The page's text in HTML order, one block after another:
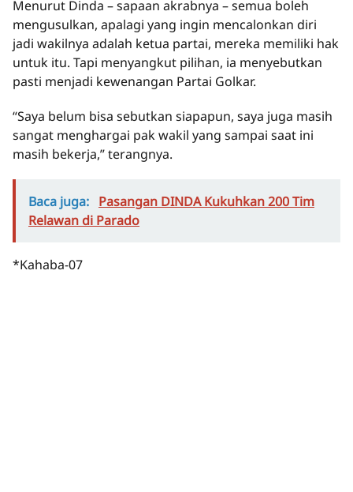
Menurut Dinda – sapaan akrabnya – semua boleh
mengusulkan, apalagi yang ingin mencalonkan diri
jadi wakilnya adalah ketua partai, mereka memiliki hak
untuk itu. Tapi menyangkut pilihan, ia menyebutkan
pasti menjadi kewenangan Partai Golkar.
“Saya belum bisa sebutkan siapapun, saya juga masih
sangat menghargai pak wakil yang sampai saat ini
masih bekerja,” terangnya.
Baca juga: Pasangan DINDA Kukuhkan 200 Tim
Relawan di Parado
*Kahaba-07